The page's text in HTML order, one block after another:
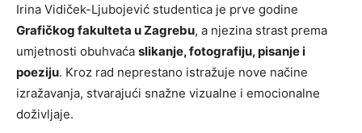
Irina Vidiček-Ljubojević studentica je prve godine
Grafičkog fakulteta u Zagrebu, a njezina strast prema
umjetnosti obuhvaća slikanje, fotografiju, pisanje i
poeziju. Kroz rad neprestano istražuje nove načine
izražavanja, stvarajući snažne vizualne i emocionalne
doživljaje.